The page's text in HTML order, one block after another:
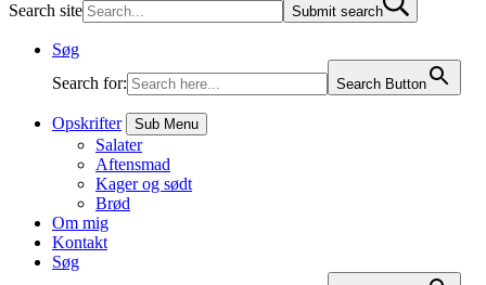
Search site Submit search
Søg
Search for:
Search Button
Opskrifter Sub Menu
Salater
Aftensmad
Kager og sødt
Brød
Om mig
Kontakt
Søg